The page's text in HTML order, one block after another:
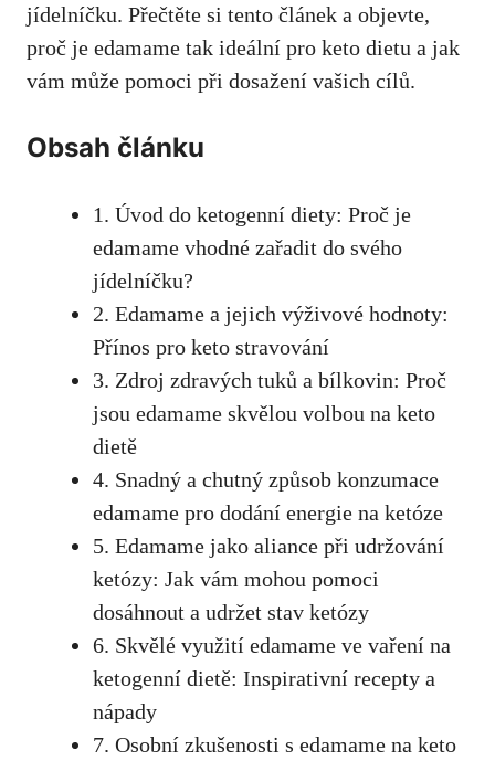
jídelníčku. Přečtěte si tento článek a objevte,​
proč je edamame tak ideální ⁣pro keto dietu a jak
vám může pomoci při dosažení vašich cílů.
Obsah článku
1. Úvod do ketogenní diety: Proč je
edamame vhodné zařadit⁢ do svého
jídelníčku?
2. Edamame a jejich ⁤výživové hodnoty:
Přínos pro keto stravování
3. Zdroj zdravých tuků a bílkovin:‍ Proč
jsou edamame skvělou volbou na keto
dietě
4. Snadný a chutný způsob konzumace
edamame pro dodání energie na ketóze
5. Edamame jako aliance při udržování
ketózy: Jak vám mohou pomoci
dosáhnout a udržet stav ketózy
6. Skvělé využití⁢ edamame ve vaření na
ketogenní dietě: Inspirativní recepty a
nápady
7. Osobní zkušenosti s edamame na keto